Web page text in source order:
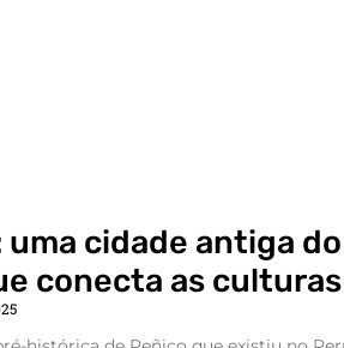
uma cidade antiga do
conecta as culturas